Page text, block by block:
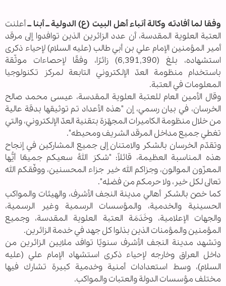
وفقا لما أفادته وكالة أنباء أهل البيت (ع) الدولية ــ أبنا ــأعلنت
العتبة العلوية المقدسة، أن عدد الزائرين الذين توافدوا إلى مرقد
أمير المؤمنين الإمام علي بن أبي طالب (عليه السلام) لإحياء ذكرى
استشهاده، بلغ (6,391,390) زائرًا، وفقًا لإحصاءات موثّقة
باستخدام منظومة العدّ الإلكتروني التابعة لمركز تكنولوجيا
المعلومات في العتبة.
وقال الأمين العام للعتبة العلوية المقدسة، عيسى محمد صالح
الخرسان، في بيان رسمي، إن "هذه الأعداد تم توثيقها بدقة عالية
من خلال منظومة الكاميرات المجهّزة بتقنية العدّ الإلكتروني، والتي
تغطي جميع مداخل المرقد الشريف ومحيطه".
وتقدّم الخرسان بالشكر والامتنان إلى جميع المشاركين في إنجاح
هذه المناسبة العظيمة، قائلاً: "شكرَ اللهُ سعيكم جميعًا أيُّها
المعزّون الموالون، وجزاكم الله خير جزاء المحسنين، ووفّقكم الله
تعالى لكل خير، ولا حرمكم من فضلِه".
كما خصّ بالشكر أهالي مدينة النجف الأشرف، والهيئات والمواكب
الحسينية والخدمية، والمؤسسات الرسمية وغير الرسمية،
والجهات الإعلامية، وخَدَمَة العتبة العلوية المقدسة، وجميع
المؤمنين والمؤمنات الذين بذلوا كل جهد في خدمة الزائرين.
وتشهد مدينة النجف الأشرف سنويًا توافد ملايين الزائرين من
داخل العراق وخارجه لإحياء ذكرى استشهاد الإمام علي (عليه
السلام)، وسط استعدادات أمنية وخدمية كبيرة تشارك فيها
مختلف مؤسسات الدولة والعتبات والمواكب.